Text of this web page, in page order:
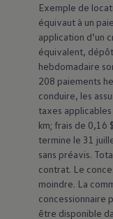
Exemple de
équivaut à un
application d’un
équivalent,
hebdomadaire
208 paiements
conduire, les
taxes
km; frais de 0,16
termine le 31
sans préavis.
contrat. Le
moindre. La
concessionnaire
être disponible